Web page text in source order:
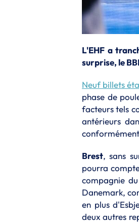
L'EHF a
surprise, le
Neuf billets
phase de
facteurs tels
antérieurs
Brest, sans
pourra
compagnie
Danemark,
en plus
deux autres